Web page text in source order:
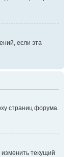
если эта
страниц форума.
текущий